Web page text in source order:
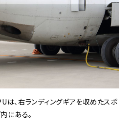
、右ランディングギアを収めたスポ
にある。